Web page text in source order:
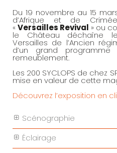
Du 19 novembre au 15
d’Afrique et de
« Versailles Revival » ou
le Château déchaîne
Versailles de l’Ancien
d’un grand
remeublement.
Les 200 SYCLOPS de chez
mise en valeur de cette
Découvrez l’exposition en
Scénographie
Éclairage